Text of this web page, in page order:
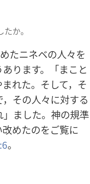
か。
たニネベの人々を
あります。「まこと
れた。そして，そ
その人々に対する
ました。神の規準
めたのをご覧に
。